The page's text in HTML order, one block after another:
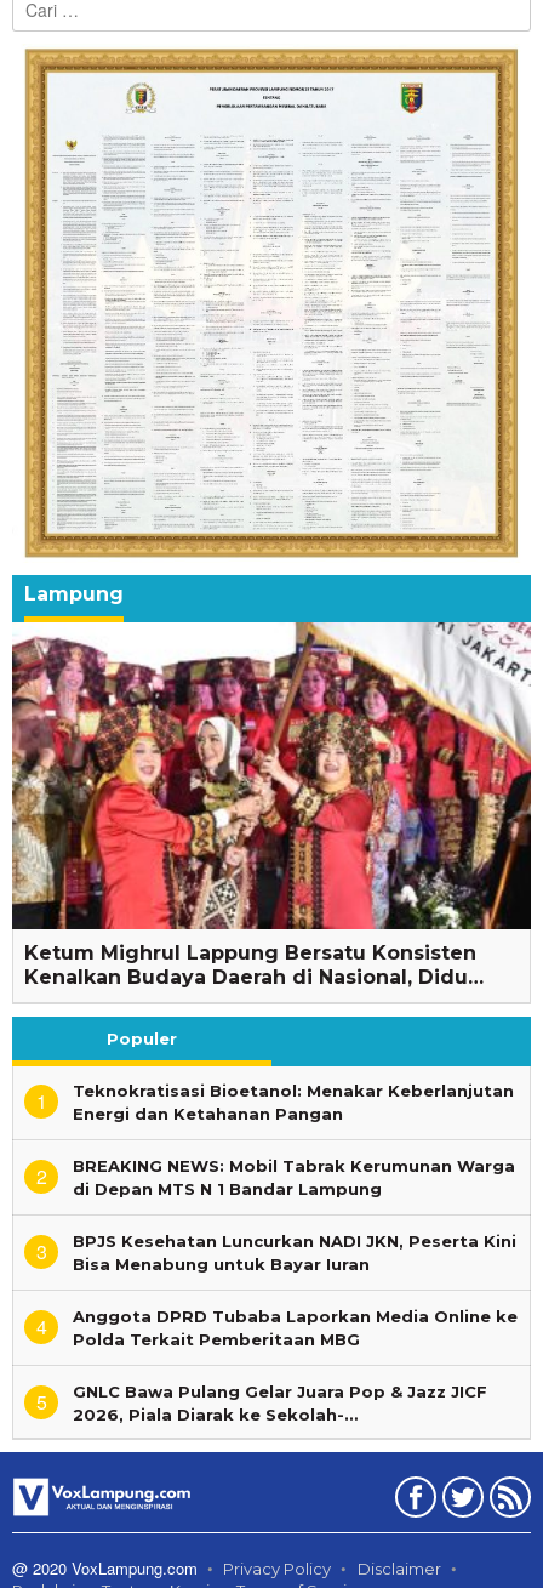
untuk:
Lampung
Ketum Mighrul Lappung Bersatu Konsisten
Kenalkan Budaya Daerah di Nasional, Didu…
Populer
1
Teknokratisasi Bioetanol: Menakar Keberlanjutan
Energi dan Ketahanan Pangan
2
BREAKING NEWS: Mobil Tabrak Kerumunan Warga
di Depan MTS N 1 Bandar Lampung
3
BPJS Kesehatan Luncurkan NADI JKN, Peserta Kini
Bisa Menabung untuk Bayar Iuran
4
Anggota DPRD Tubaba Laporkan Media Online ke
Polda Terkait Pemberitaan MBG
5
GNLC Bawa Pulang Gelar Juara Pop & Jazz JICF
2026, Piala Diarak ke Sekolah-…
@ 2020 VoxLampung.com Privacy Policy
Disclaimer